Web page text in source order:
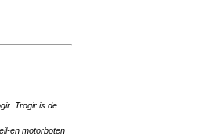
Trogir is de
en motorboten